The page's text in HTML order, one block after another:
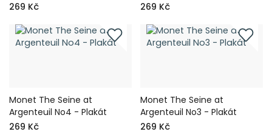
269 Kč
269 Kč
Monet The Seine at
Argenteuil No4 - Plakát
269 Kč
Monet The Seine at
Argenteuil No3 - Plakát
269 Kč